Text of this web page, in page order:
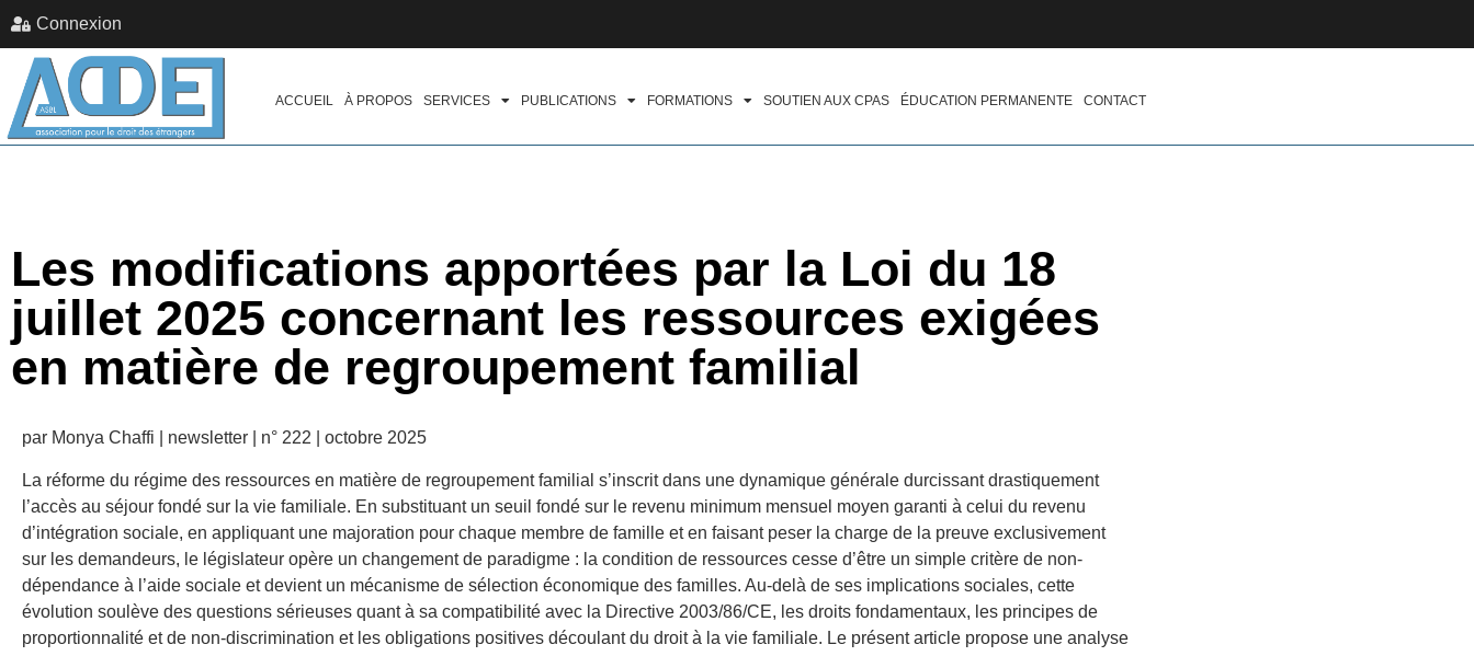
Connexion
ACCUEIL À PROPOS SERVICES PUBLICATIONS FORMATIONS SOUTIEN AUX CPAS ÉDUCATION PERMANENTE CONTACT
Les modifications apportées par la Loi du 18
juillet 2025 concernant les ressources exigées
en matière de regroupement familial
par Monya Chaffi | newsletter | n° 222 | octobre 2025
La réforme du régime des ressources en matière de regroupement familial s’inscrit dans une dynamique générale durcissant drastiquement
l’accès au séjour fondé sur la vie familiale. En substituant un seuil fondé sur le revenu minimum mensuel moyen garanti à celui du revenu
d’intégration sociale, en appliquant une majoration pour chaque membre de famille et en faisant peser la charge de la preuve exclusivement
sur les demandeurs, le législateur opère un changement de paradigme : la condition de ressources cesse d’être un simple critère de non-
dépendance à l’aide sociale et devient un mécanisme de sélection économique des familles. Au-delà de ses implications sociales, cette
évolution soulève des questions sérieuses quant à sa compatibilité avec la Directive 2003/86/CE, les droits fondamentaux, les principes de
proportionnalité et de non-discrimination et les obligations positives découlant du droit à la vie familiale. Le présent article propose une analyse